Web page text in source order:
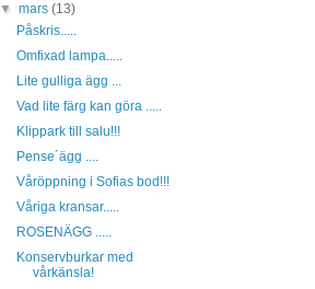
▼mars(13)
Påskris.....
Omfixad lampa.....
Lite gulliga ägg ...
Vad lite färg kan göra .....
Klippark till salu!!!
Pense´ägg ....
Våröppning i Sofias bod!!!
Våriga kransar.....
ROSENÄGG .....
Konservburkar med
vårkänsla!